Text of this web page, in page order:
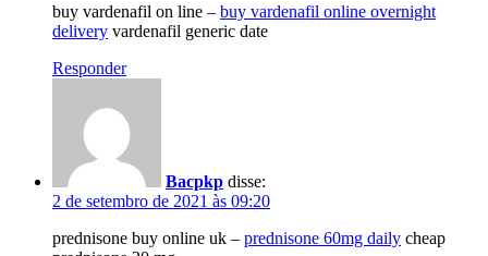
buy vardenafil on line – buy vardenafil online overnight
delivery vardenafil generic date
Responder
Bacpkp disse:
2 de setembro de 2021 às 09:20
prednisone buy online uk – prednisone 60mg daily cheap